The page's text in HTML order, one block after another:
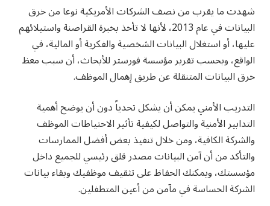
شهدت ما يقرب من نصف الشركات الأمريكية نوعا من خرق
البيانات في عام 2013، لأنها لا تأخذ بخبرة القراصنة واستيلائهم
عليها، أو استغلال البيانات الشخصية والفكرية أو المالية، في
الواقع، وبحسب تقرير مؤسسة فورستر للأبحاث، أن سبب معظ
خرق البيانات المتنقلة عن طريق إهمال الموظف.
التدريب الأمني يمكن أن يشكل تحدياً دون أن يوضح أهمية
التدابير الأمنية والتواصل لكيفية تأثير الاحتياطات الموظف
والشركة الكافية، ومن خلال تنفيذ بعض أفضل الممارسات
والتأكد من أن آمن البيانات مصدر قلق رئيسي للجميع داخل
مؤسستك، ويمكنك الحفاظ على تثقيف موظفيك وبقاء بيانات
الشركة الحساسة في مآمن من أعين المتطفلين.